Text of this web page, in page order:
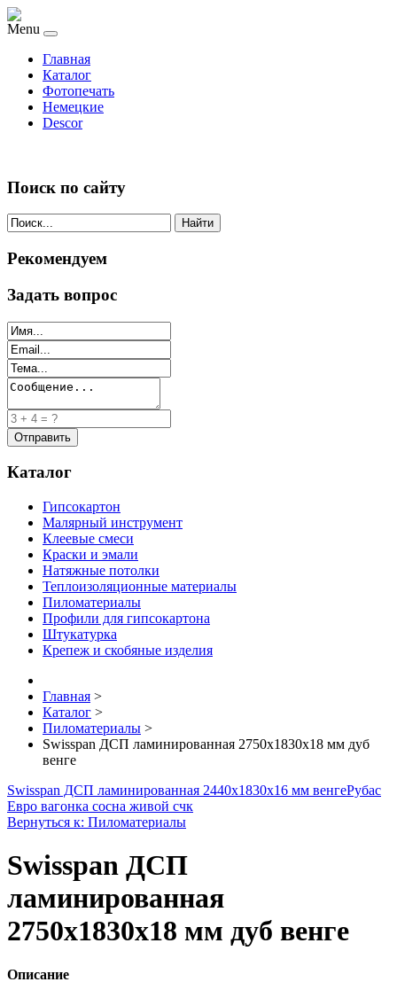
Menu
Главная
Каталог
Фотопечать
Немецкие
Descor
Поиск по сайту
Найти
Рекомендуем
Задать вопрос
Каталог
Гипсокартон
Малярный инструмент
Клеевые смеси
Краски и эмали
Натяжные потолки
Теплоизоляционные материалы
Пиломатериалы
Профили для гипсокартона
Штукатурка
Крепеж и скобяные изделия
Главная >
Каталог >
Пиломатериалы >
Swisspan ДСП ламинированная 2750х1830х18 мм дуб
венге
Swisspan ДСП ламинированная 2440х1830х16 мм венгеРубас
Евро вагонка сосна живой счк
Вернуться к: Пиломатериалы
Swisspan ДСП
ламинированная
2750х1830х18 мм дуб венге
Описание